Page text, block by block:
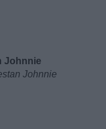
Johnnie
Johnnie